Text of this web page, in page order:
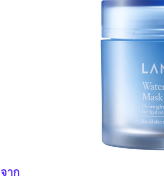
จริง ๆ ปลื้มใจตั้งแต่ลองซองแรกแล้วค่ะ แ
พอดีหน้า ไม่ได้รั้งอะไร ก่อนจะทิ้งซองอย่
เยอะมาก เราใช้เวลาประมาณ 15-20 นาที
ตอนลอกแผ่นมาส์กออกนี่แหละของจริง ฟี
เด้ง ฟินมากนะ ให้ลุคนอนพอ นอนเต็มอิ่ม
มันดูมีแรงนะทุกคน แต่งหน้าติดง่าย ปลื้มสุด ๆ
และตรงแผ่นที่ 2 เราก็ใช้แต่เว้นไปวันนึง
เป็นไปได้อยากใช้แบบต่อเนื่องที่สุดเลย
ส่วนสูตรนี้ทางเราอาจจะยังไม่ได้สัมผัสที่ค
จาก